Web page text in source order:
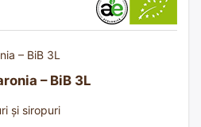
– BiB 3L
și siropuri